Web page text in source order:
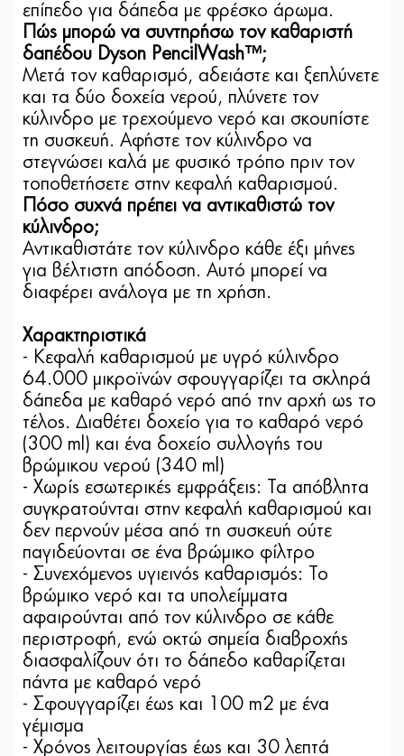
επίπεδο για δάπεδα με φρέσκο ​​άρωμα.
Πώς μπορώ να συντηρήσω τον καθαριστή
δαπέδου Dyson PencilWash™;
Μετά τον καθαρισμό, αδειάστε και ξεπλύνετε
και τα δύο δοχεία νερού, πλύνετε τον
κύλινδρο με τρεχούμενο νερό και σκουπίστε
τη συσκευή. Αφήστε τον κύλινδρο να
στεγνώσει καλά με φυσικό τρόπο πριν τον
τοποθετήσετε στην κεφαλή καθαρισμού.
Πόσο συχνά πρέπει να αντικαθιστώ τον
κύλινδρο;
Αντικαθιστάτε τον κύλινδρο κάθε έξι μήνες
για βέλτιστη απόδοση. Αυτό μπορεί να
διαφέρει ανάλογα με τη χρήση.
Χαρακτηριστικά
- Κεφαλή καθαρισμού με υγρό κύλινδρο
64.000 μικροϊνών σφουγγαρίζει τα σκληρά
δάπεδα με καθαρό νερό από την αρχή ως το
τέλος. Διαθέτει δοχείο για το καθαρό νερό
(300 ml) και ένα δοχείο συλλογής του
βρώμικου νερού (340 ml)
- Χωρίς εσωτερικές εμφράξεις: Τα απόβλητα
συγκρατούνται στην κεφαλή καθαρισμού και
δεν περνούν μέσα από τη συσκευή ούτε
παγιδεύονται σε ένα βρώμικο φίλτρο
- Συνεχόμενος υγιεινός καθαρισμός: Το
βρώμικο νερό και τα υπολείμματα
αφαιρούνται από τον κύλινδρο σε κάθε
περιστροφή, ενώ οκτώ σημεία διαβροχής
διασφαλίζουν ότι το δάπεδο καθαρίζεται
πάντα με καθαρό νερό
- Σφουγγαρίζει έως και 100 m2 με ένα
γέμισμα
- Χρόνος λειτουργίας έως και 30 λεπτά